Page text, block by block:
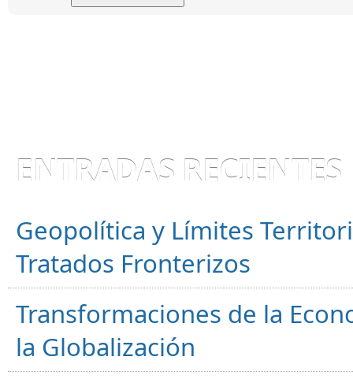
ENTRADAS RECIENTES
Geopolítica y Límites
Tratados Fronterizos
Transformaciones de la
la Globalización